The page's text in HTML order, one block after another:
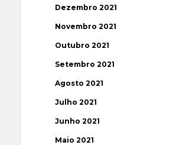
Dezembro 2021
Novembro 2021
Outubro 2021
Setembro 2021
Agosto 2021
Julho 2021
Junho 2021
Maio 2021